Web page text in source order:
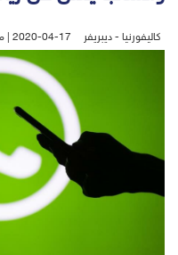
كاليفورنيا - ديبريفر 2020-04-17 | منذ 4 سنة